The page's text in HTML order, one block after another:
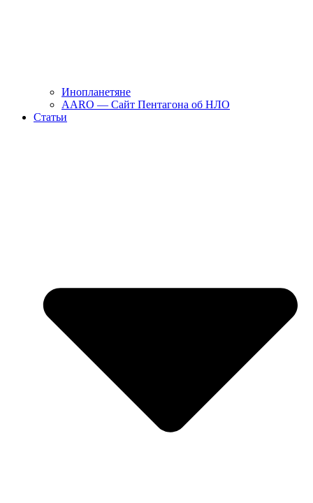
Инопланетяне
AARO — Сайт Пентагона об НЛО
Статьи